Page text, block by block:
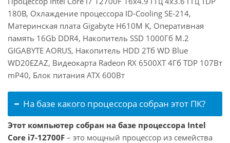
180В, Охлаждение процессора ID-Cooling SE-214,
Материнская плата Gigabyte H610M K, Оперативная
память 16Gb DDR4, Накопитель SSD 1000Гб M.2
GIGABYTE AORUS, Накопитель HDD 2Тб WD Blue
WD20EZAZ, Видеокарта Radeon RX 6500XT 4Гб TDP 107Вт
mP40, Блок питания ATX 600Вт
На базе какого процессора собран этот ПК?
Этот компьютер собран на базе процессора Intel
Core i7-12700F – это мощный процессор из семейства